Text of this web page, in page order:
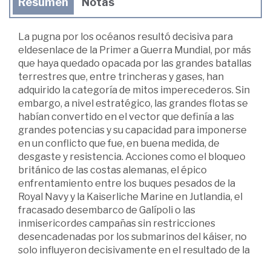
La pugna por los océanos resultó decisiva para
eldesenlace de la Primer a Guerra Mundial, por más
que haya quedado opacada por las grandes batallas
terrestres que, entre trincheras y gases, han
adquirido la categoría de mitos imperecederos. Sin
embargo, a nivel estratégico, las grandes flotas se
habían convertido en el vector que definía a las
grandes potencias y su capacidad para imponerse
en un conflicto que fue, en buena medida, de
desgaste y resistencia. Acciones como el bloqueo
británico de las costas alemanas, el épico
enfrentamiento entre los buques pesados de la
Royal Navy y la Kaiserliche Marine en Jutlandia, el
fracasado desembarco de Galípoli o las
inmisericordes campañas sin restricciones
desencadenadas por los submarinos del káiser, no
solo influyeron decisivamente en el resultado de la